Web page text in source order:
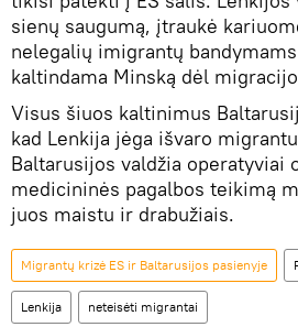
sienų saugumą, įtraukė
nelegalių imigrantų
kaltindama Minską dėl
Visus šiuos kaltinimus
kad Lenkija jėga išvaro
Baltarusijos valdžia operatyviai
medicininės pagalbos teikimą
juos maistu ir drabužiais.
Migrantų krizė ES ir Baltarusijos pasienyje
Lenkija neteisėti migrantai